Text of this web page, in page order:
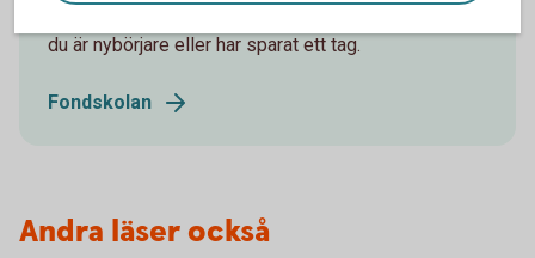
du är nybörjare eller har sparat ett tag.
Fondskolan
Andra läser också